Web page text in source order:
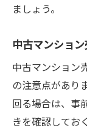
ましょう。
中古マンショ
中古マンション
の注意点があり
回る場合は、事
きを確認してお